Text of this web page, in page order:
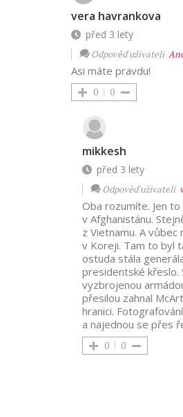
vera havrankova
před 3 lety
Odpověď uživateli
Asi máte pravdu!
0 0
mikkesh
před 3 lety
Odpověď uživateli
Oba rozumíte. Jen
v Afghanistánu.
z Vietnamu. A vůbec
v Koreji. Tam to byl
ostuda stála
presidentské křeslo.
vyzbrojenou
přesilou zahnal
hranici.
a najednou se přes
0 0